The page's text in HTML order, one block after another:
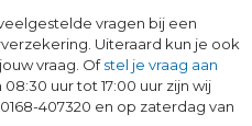
vragen bij een
Uiteraard kun je ook
vraag. Ofstel je vraag aan
uur tot 17:00 uur zijn wij
407320 en op zaterdag van